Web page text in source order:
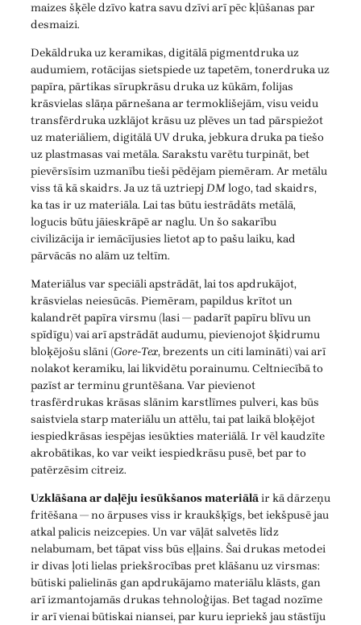
maizes šķēle dzīvo katra savu dzīvi arī pēc kļūšanas par
desmaizi.
Dekāldruka uz keramikas, digitālā pigmentdruka uz
audumiem, rotācijas sietspiede uz tapetēm, tonerdruka uz
papīra, pārtikas sīrupkrāsu druka uz kūkām, folijas
krāsvielas slāņa pārnešana ar termoklišejām, visu veidu
transfērdruka uzklājot krāsu uz plēves un tad pārspiežot
uz materiāliem, digitālā UV druka, jebkura druka pa tiešo
uz plastmasas vai metāla. Sarakstu varētu turpināt, bet
pievērsīsim uzmanību tieši pēdējam piemēram. Ar metālu
viss tā kā skaidrs. Ja uz tā uztriepj DMlogo, tad skaidrs,
ka tas ir uz materiāla. Lai tas būtu iestrādāts metālā,
logucis būtu jāieskrāpē ar naglu. Un šo sakarību
civilizācija ir iemācījusies lietot ap to pašu laiku, kad
pārvācās no alām uz teltīm.
Materiālus var speciāli apstrādāt, lai tos apdrukājot,
krāsvielas neiesūcās. Piemēram, papildus krītot un
kalandrēt papīra virsmu (lasi — padarīt papīru blīvu un
spīdīgu) vai arī apstrādāt audumu, pievienojot šķidrumu
bloķējošu slāni (Gore-Tex, brezents un citi lamināti) vai arī
nolakot keramiku, lai likvidētu porainumu. Celtniecībā to
pazīst ar terminu gruntēšana. Var pievienot
trasfērdrukas krāsas slānim karstlīmes pulveri, kas būs
saistviela starp materiālu un attēlu, tai pat laikā bloķējot
iespiedkrāsas iespējas iesūkties materiālā. Ir vēl kaudzīte
akrobātikas, ko var veikt iespiedkrāsu pusē, bet par to
patērzēsim citreiz.
Uzklāšana ar daļēju iesūkšanos materiālāir kā dārzeņu
fritēšana — no ārpuses viss ir kraukšķīgs, bet iekšpusē jau
atkal palicis neizcepies. Un var vāļāt salvetēs līdz
nelabumam, bet tāpat viss būs eļļains. Šai drukas metodei
ir divas ļoti lielas priekšrocības pret klāšanu uz virsmas:
būtiski palielinās gan apdrukājamo materiālu klāsts, gan
arī izmantojamās drukas tehnoloģijas. Bet tagad nozīme
ir arī vienai būtiskai niansei, par kuru iepriekš jau stāstīju